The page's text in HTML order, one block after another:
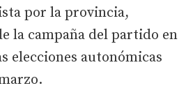
por la provincia,
la campaña del partido en
elecciones autonómicas